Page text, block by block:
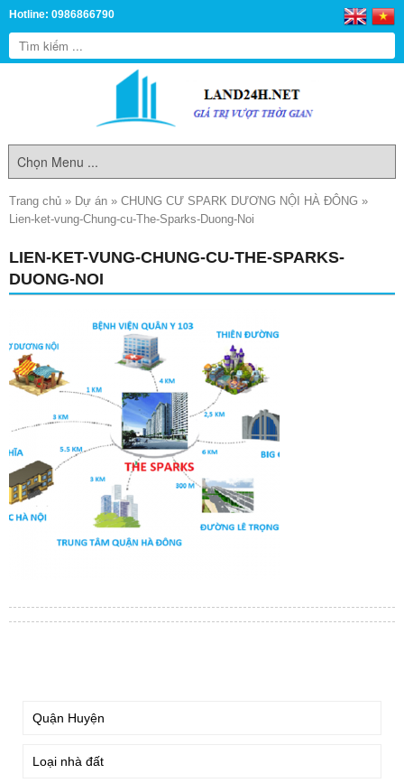
Hotline: 0986866790
Trang chủ » Dự án » CHUNG CƯ SPARK DƯƠNG NỘI HÀ ĐÔNG »
Lien-ket-vung-Chung-cu-The-Sparks-Duong-Noi
LIEN-KET-VUNG-CHUNG-CU-THE-SPARKS-
DUONG-NOI